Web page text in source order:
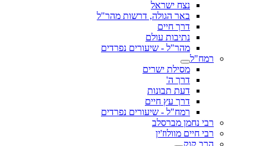
נצח ישראל
באר הגולה, דרשות מהר"ל
דרך חיים
נתיבות עולם
מהר"ל - שיעורים נפרדים
רמח"ל
מסילת ישרים
דרך ה'
דעת תבונות
דרך עץ חיים
רמח"ל - שיעורים נפרדים
רבי נחמן מברסלב
רבי חיים מוולוז'ין
הרב קוק